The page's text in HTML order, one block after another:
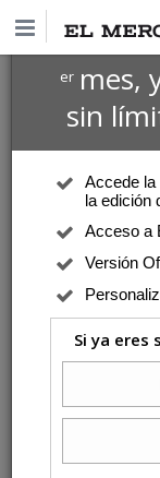
ermes,
sin
Accede la
la edición
Acceso a
Versión
Si ya eres
Góngora, Álvaro
El asunto es que
Página Editorial |
Mejorar la
Entre los años 1880 y
pero su impacto